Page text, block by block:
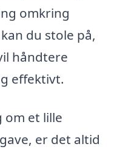
omkring
du stole på,
håndtere
effektivt.
om et lille
er det altid